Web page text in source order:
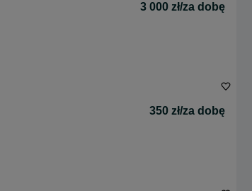
3 000 zł/za dobę
350 zł/za dobę